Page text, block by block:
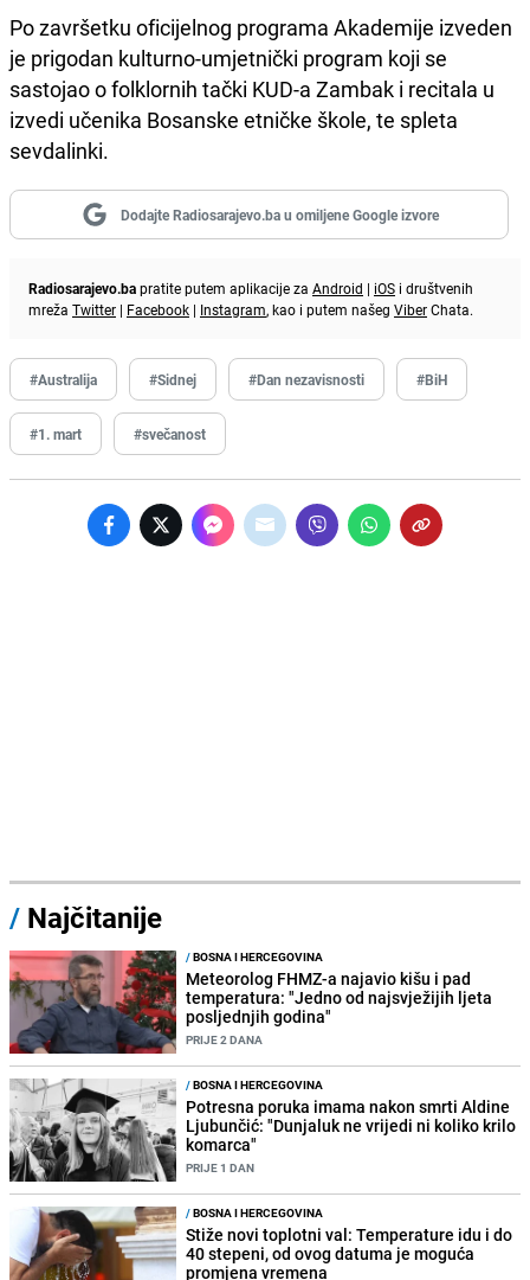
Po završetku oficijelnog programa Akademije izveden
je prigodan kulturno-umjetnički program koji se
sastojao o folklornih tački KUD-a Zambak i recitala u
izvedi učenika Bosanske etničke škole, te spleta
sevdalinki.
Dodajte Radiosarajevo.ba u omiljene Google izvore
Radiosarajevo.bapratite putem aplikacije za Android | iOS i društvenih
mreža Twitter | Facebook | Instagram, kao i putem našeg ViberChata.
#Australija #Sidnej #Dan nezavisnosti #BiH
#1. mart #svečanost
/ Najčitanije
/BOSNA I HERCEGOVINA
Meteorolog FHMZ-a najavio kišu i pad
temperatura: "Jedno od najsvježijih ljeta
posljednjih godina"
PRIJE 2 DANA
/BOSNA I HERCEGOVINA
Potresna poruka imama nakon smrti Aldine
Ljubunčić: "Dunjaluk ne vrijedi ni koliko krilo
komarca"
PRIJE 1 DAN
/BOSNA I HERCEGOVINA
Stiže novi toplotni val: Temperature idu i do
40 stepeni, od ovog datuma je moguća
promjena vremena